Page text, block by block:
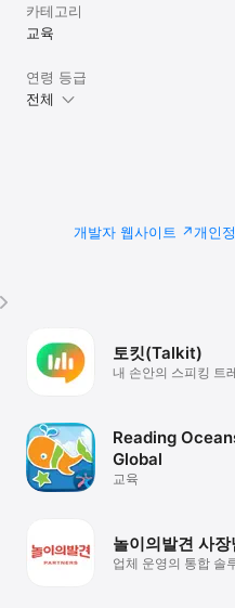
카테고리
교육
연령 등급
전체
개발자 웹사이트 개인
토킷(Talkit)
내 손안의 스피킹 트
Reading
Global
교육
놀이의발견 사장
업체 운영의 통합 솔